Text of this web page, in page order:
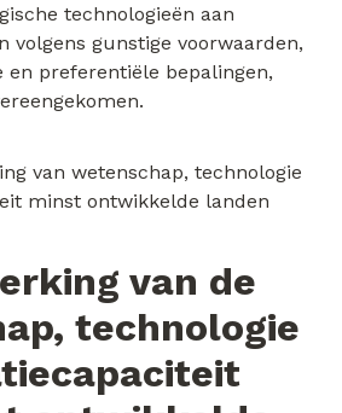
technologieën aan
volgens gunstige voorwaarden,
en preferentiële bepalingen,
van de
technologie